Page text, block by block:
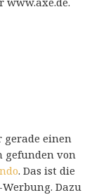
gerade einen
gefunden von
. Das ist die
Dazu